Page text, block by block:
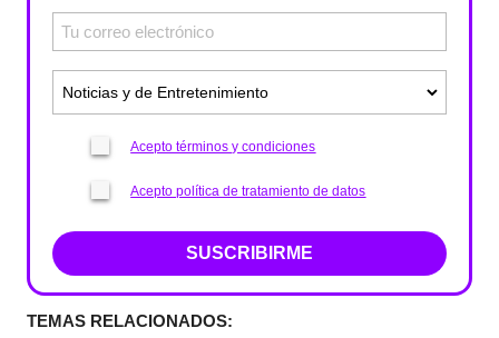
Acepto términos y condiciones
Acepto política de tratamiento de datos
SUSCRIBIRME
TEMAS RELACIONADOS: